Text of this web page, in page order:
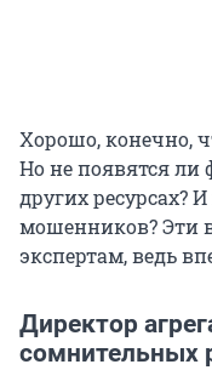
Хорошо, конечно,
Но не появятся ли
других ресурсах?
мошенников? Эти
экспертам, ведь
Директор
сомнительных